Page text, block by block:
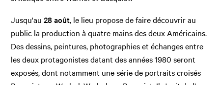
Jusqu'au28 août, le lieu propose de faire découvrir au
public la production à quatre mains des deux Américains.
Des dessins, peintures, photographies et échanges entre
les deux protagonistes datant des années 1980 seront
exposés, dont notamment une série de portraits croisés